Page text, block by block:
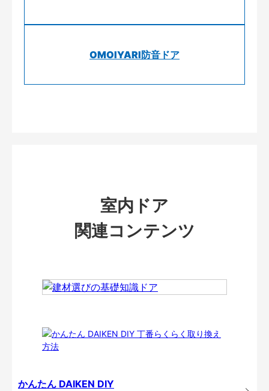
OMOIYARI防音ドア
室内ドア
関連コンテンツ
かんたん DAIKEN DIY